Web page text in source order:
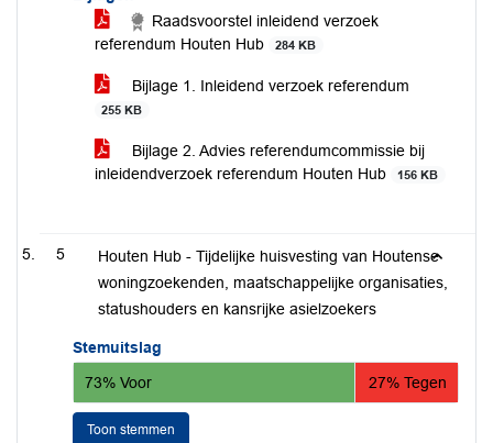
Raadsvoorstel inleidend verzoek
referendum Houten Hub
284 KB
Bijlage 1. Inleidend verzoek referendum
255 KB
Bijlage 2. Advies referendumcommissie bij
inleidendverzoek referendum Houten Hub
156 KB
5
Houten Hub - Tijdelijke huisvesting van Houtense
woningzoekenden, maatschappelijke organisaties,
statushouders en kansrijke asielzoekers
Stemuitslag
73% Voor
27% Tegen
Toon stemmen